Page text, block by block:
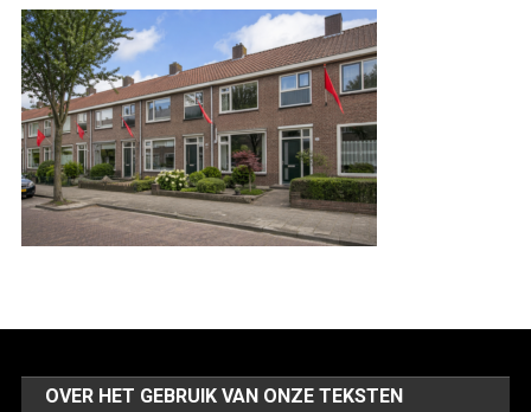
OVER HET GEBRUIK VAN ONZE TEKSTEN